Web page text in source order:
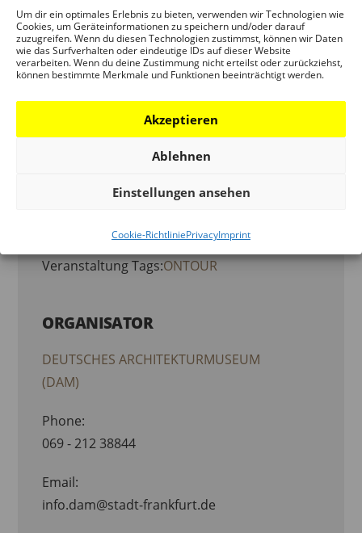
Um dir ein optimales Erlebnis zu bieten, verwenden wir Technologien wie
Cookies, um Geräteinformationen zu speichern und/oder darauf
zuzugreifen. Wenn du diesen Technologien zustimmst, können wir Daten
wie das Surfverhalten oder eindeutige IDs auf dieser Website
verarbeiten. Wenn du deine Zustimmung nicht erteilst oder zurückziehst,
können bestimmte Merkmale und Funktionen beeinträchtigt werden.
Akzeptieren
Ablehnen
Einstellungen ansehen
Cookie-RichtliniePrivacyImprint
DETAILS
VERANSTALTUNG
Veranstaltung Tags:ONTOUR
ORGANISATOR
DEUTSCHES ARCHITEKTURMUSEUM
(DAM)
Phone:
069 - 212 38844
Email:
info.dam@stadt-frankfurt.de